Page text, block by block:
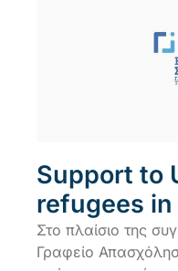
Support to
refugees in
Στο πλαίσιο της
Γραφείο